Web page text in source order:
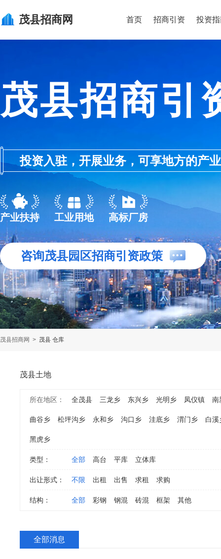
茂县招商网 首页 招商引资 投资
茂县招商引
投资入驻，开展业务，可享地方的产
产业扶持 工业用地 高标厂房
咨询茂县园区招商引资政策
茂县招商网 > 茂县 仓库
茂县土地
所在地区： 全茂县 三龙乡 东兴乡 光明乡 凤仪镇 南
曲谷乡 松坪沟乡 永和乡 沟口乡 洼底乡 渭门乡 白溪
黑虎乡
类型： 全部 高台 平库 立体库
出让形式： 不限 出租 出售 求租 求购
结构： 全部 彩钢 钢混 砖混 框架 其他
全部消息